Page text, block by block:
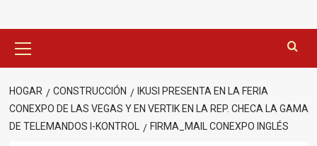
principal
HOGAR CONSTRUCCIÓN
IKUSI PRESENTA EN LA FERIA
CONEXPO DE LAS VEGAS Y EN VERTIK EN LA REP. CHECA LA GAMA
DE TELEMANDOS I-KONTROL
FIRMA_MAIL CONEXPO INGLÉS